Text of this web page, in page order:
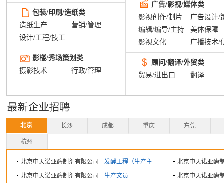
包装/印刷/造纸类
造纸生产
营销/管理
设计/工程/技工
影楼/秀场策划类
摄影技术
行政/管理
广告/影视/媒体类
影视创作/制片
广告设计/
编辑/编导/主持
美体保障
影视文化
广播技术/
顾问/翻译/外贸类
贸易/进出口
翻译
北京 长沙 成都 重庆 东莞
杭州
北京中天诺亚酶制剂有限公司 发酵工程（生产主管）
北京中天诺亚酶
北京中天诺亚酶制剂有限公司
生产文员
北京中天诺亚酶